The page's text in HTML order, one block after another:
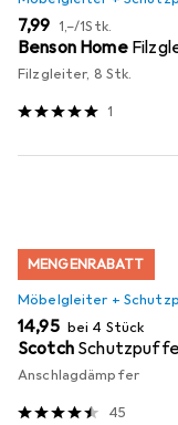
EUR
7,99 EUR
1,–/1Stk.
Benson Home
Filzgleiter, 8 Stk.
1
MENGENRABATT
Möbelgleiter +
EUR
14,95 bei 4 Stück
Scotch
Anschlagdämpfer
45